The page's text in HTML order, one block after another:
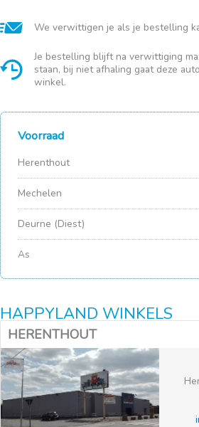
We verwittigen je als je bestelling
Je bestelling blijft na verwittiging
staan, bij niet afhaling gaat deze
winkel.
Voorraad
Herenthout
Mechelen
Deurne (Diest)
As
HAPPYLAND WINKELS
HERENTHOUT